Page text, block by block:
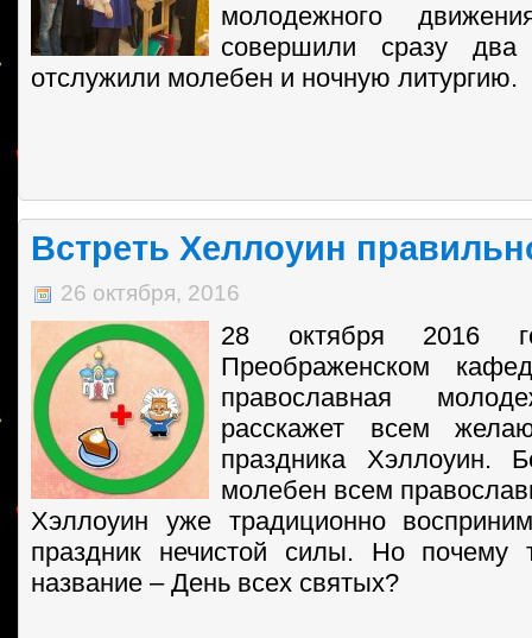
молодежного
совершили сразу
отслужили молебен и ночную литургию.
Встреть Хеллоуин
26 октября, 2016
28 октября 2016
Преображенском
православная
расскажет всем
праздника Хэллоуин.
молебен всем
Хэллоуин уже традиционно
праздник нечистой силы. Но почему
название – День всех святых?